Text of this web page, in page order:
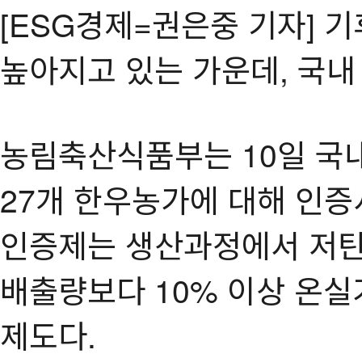
[ESG경제=권은중 기자]
높아지고 있는 가운데, 국
농림축산식품부는 10일 국
27개 한우농가에 대해 인
인증제는 생산과정에서 저
배출량보다 10% 이상 온
제도다.